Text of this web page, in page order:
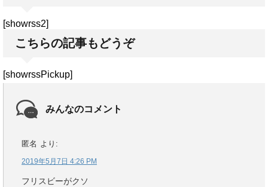
[showrss2]
こちらの記事もどうぞ
[showrssPickup]
みんなのコメント
匿名 より:
2019年5月7日 4:26 PM
フリスビーがクソ